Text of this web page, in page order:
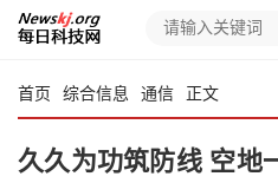
首页 综合信息 通信 正文
久久为功筑防线 空